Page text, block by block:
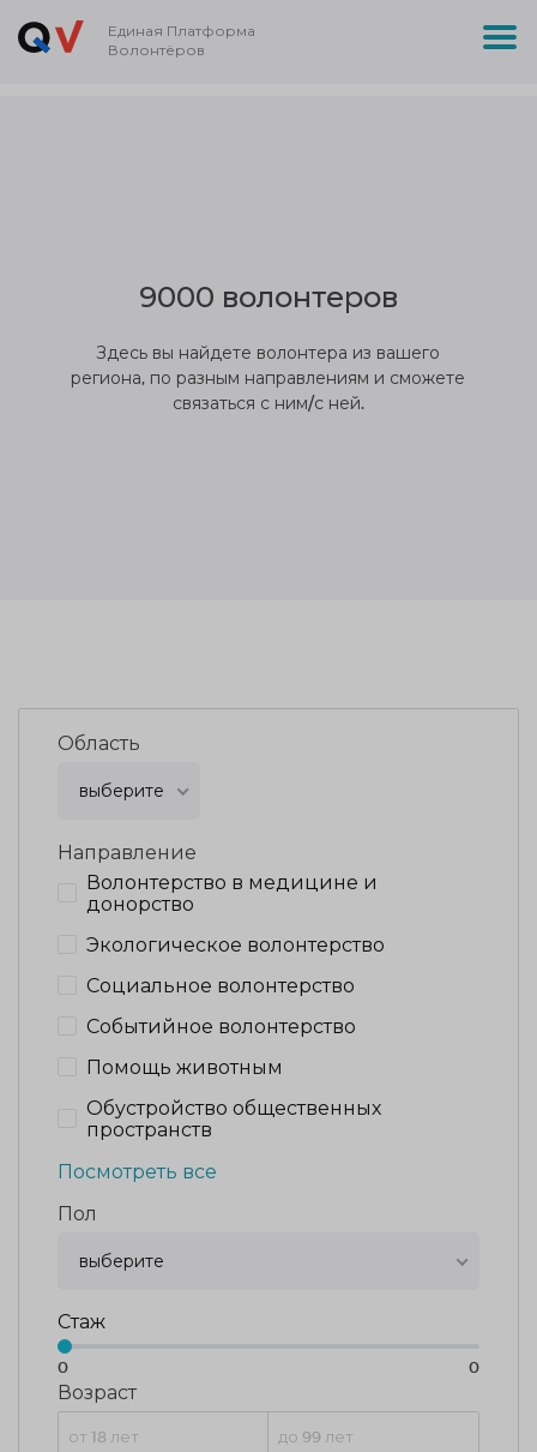
Единая Платформа
Волонтёров
9000 волонтеров
Здесь вы найдете волонтера из вашего
региона, по разным направлениям и сможете
связаться с ним/с ней.
Область
выберите
Направление
Волонтерство в медицине и
донорство
Экологическое волонтерство
Социальное волонтерство
Событийное волонтерство
Помощь животным
Обустройство общественных
пространств
Посмотреть все
Пол
выберите
Стаж
0 0
Возраст